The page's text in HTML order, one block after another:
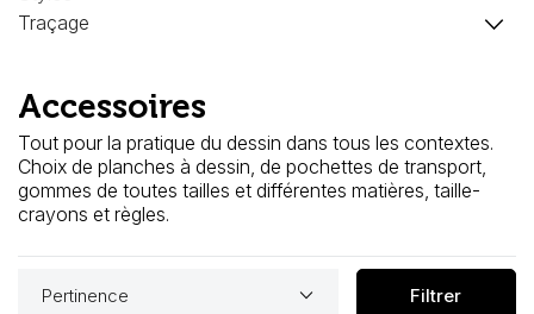
Loisirs Créatifs
Encadrement
mail Contact / Aide
Traçage
keyboard_arrow_down
Accessoires
Tout pour la pratique du dessin dans tous les contextes.
Choix de planches à dessin, de pochettes de transport,
gommes de toutes tailles et différentes matières, taille-
crayons et règles.
Pertinence keyboard_arrow_down Filtrer